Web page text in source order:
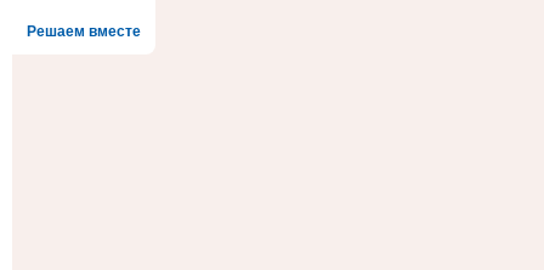
Решаем вместе